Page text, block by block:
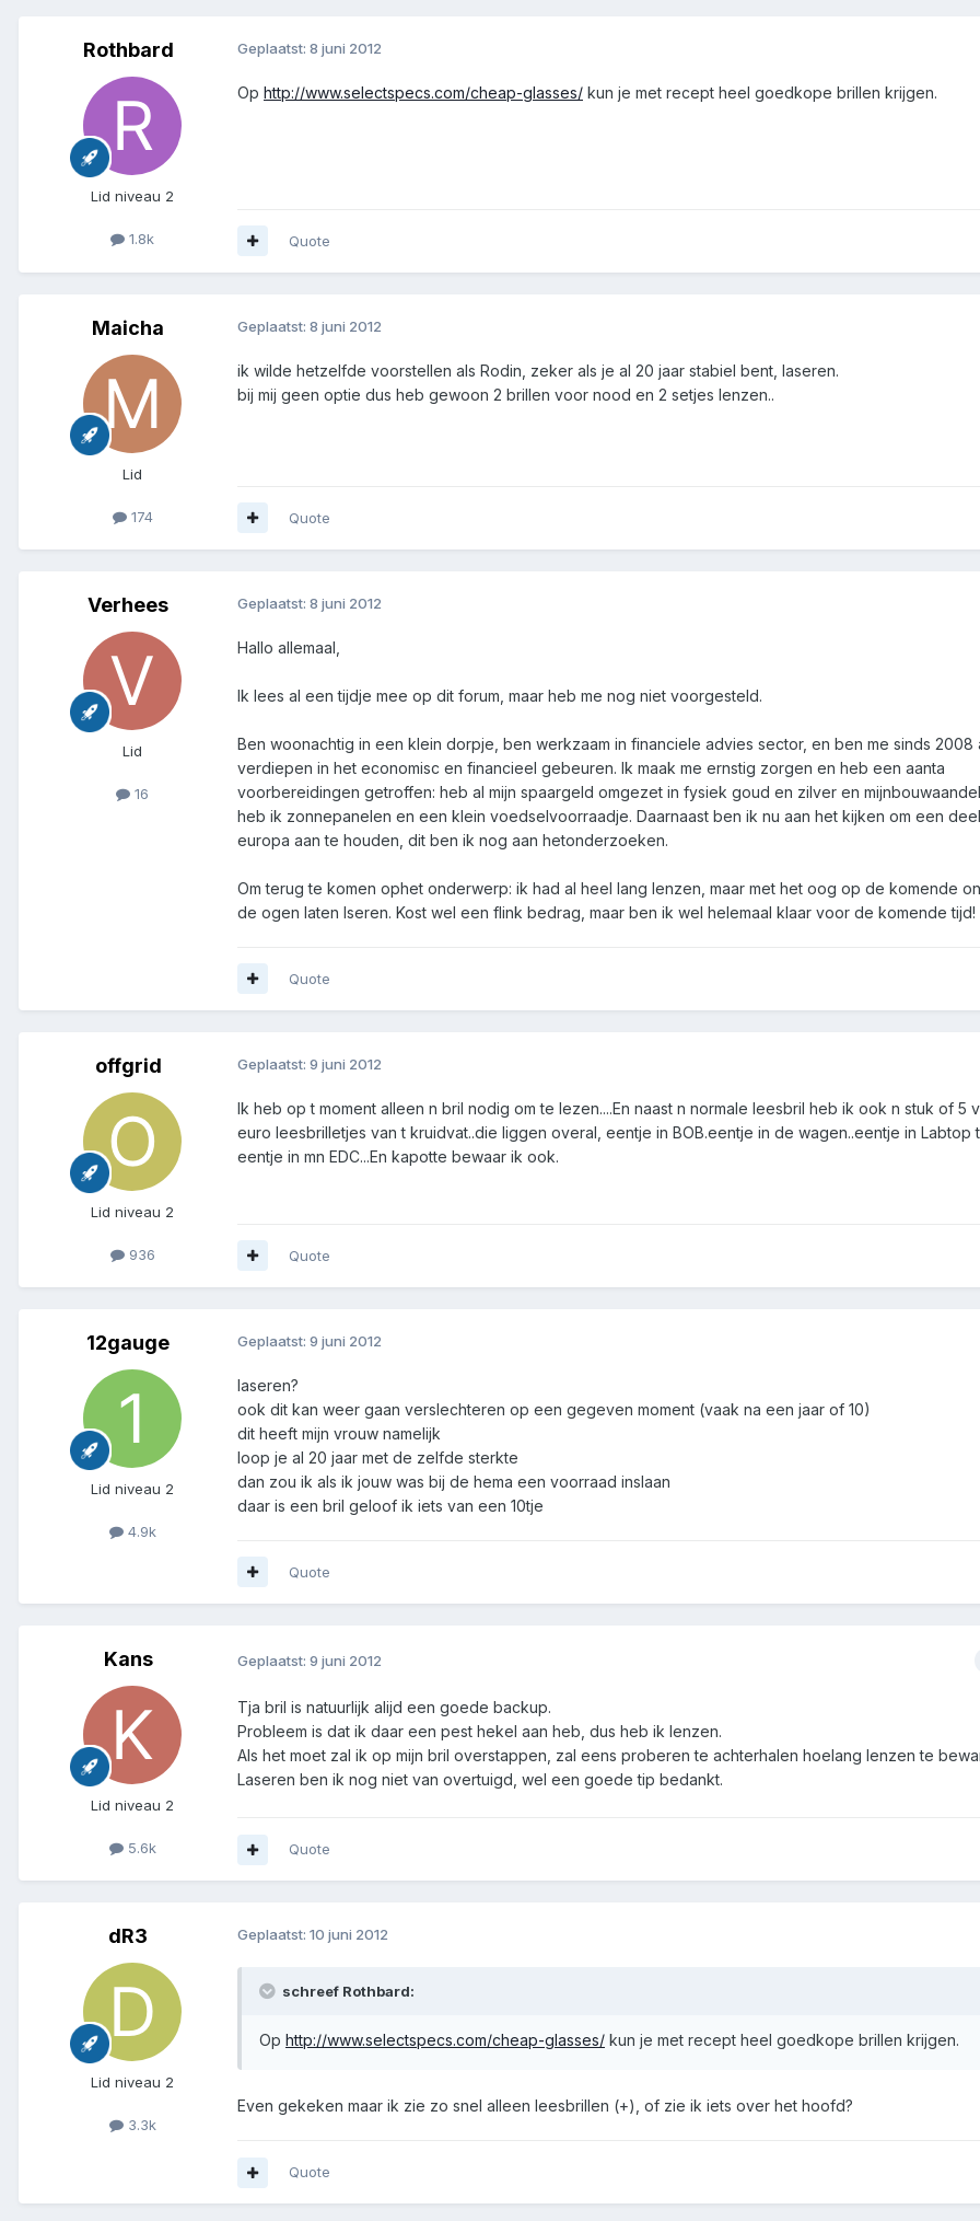
Rothbard
Lid niveau 2
1.8k
Geplaatst: 8 juni 2012
Op http://www.selectspecs.com/cheap-glasses/ kun je met recept heel goedkope brillen krijgen.
Quote
Maicha
Lid
174
Geplaatst: 8 juni 2012
ik wilde hetzelfde voorstellen als Rodin, zeker als je al 20 jaar stabiel bent, laseren.
bij mij geen optie dus heb gewoon 2 brillen voor nood en 2 setjes lenzen..
Quote
Verhees
Lid
16
Geplaatst: 8 juni 2012
Hallo allemaal,
Ik lees al een tijdje mee op dit forum, maar heb me nog niet voorgesteld.
Ben woonachtig in een klein dorpje, ben werkzaam in financiele advies sector, en ben me sinds 2008
verdiepen in het economisc en financieel gebeuren. Ik maak me ernstig zorgen en heb een aanta
voorbereidingen getroffen: heb al mijn spaargeld omgezet in fysiek goud en zilver en
heb ik zonnepanelen en een klein voedselvoorraadje. Daarnaast ben ik nu aan het kijken om een
europa aan te houden, dit ben ik nog aan hetonderzoeken.
Om terug te komen ophet onderwerp: ik had al heel lang lenzen, maar met het oog op de komende
de ogen laten lseren. Kost wel een flink bedrag, maar ben ik wel helemaal klaar voor de komende tijd!
Quote
offgrid
Lid niveau 2
936
Geplaatst: 9 juni 2012
Ik heb op t moment alleen n bril nodig om te lezen....En naast n normale leesbril heb ik ook n stuk of 5
euro leesbrilletjes van t kruidvat..die liggen overal, eentje in BOB.eentje in de wagen..eentje in Labtop
eentje in mn EDC...En kapotte bewaar ik ook.
Quote
12gauge
Lid niveau 2
4.9k
Geplaatst: 9 juni 2012
laseren?
ook dit kan weer gaan verslechteren op een gegeven moment (vaak na een jaar of 10)
dit heeft mijn vrouw namelijk
loop je al 20 jaar met de zelfde sterkte
dan zou ik als ik jouw was bij de hema een voorraad inslaan
daar is een bril geloof ik iets van een 10tje
Quote
Kans
Lid niveau 2
5.6k
Geplaatst: 9 juni 2012
Tja bril is natuurlijk alijd een goede backup.
Probleem is dat ik daar een pest hekel aan heb, dus heb ik lenzen.
Als het moet zal ik op mijn bril overstappen, zal eens proberen te achterhalen hoelang lenzen te
Laseren ben ik nog niet van overtuigd, wel een goede tip bedankt.
Quote
dR3
Lid niveau 2
3.3k
Geplaatst: 10 juni 2012
schreef Rothbard:
Op http://www.selectspecs.com/cheap-glasses/ kun je met recept heel goedkope brillen krijgen.
Even gekeken maar ik zie zo snel alleen leesbrillen (+), of zie ik iets over het hoofd?
Quote